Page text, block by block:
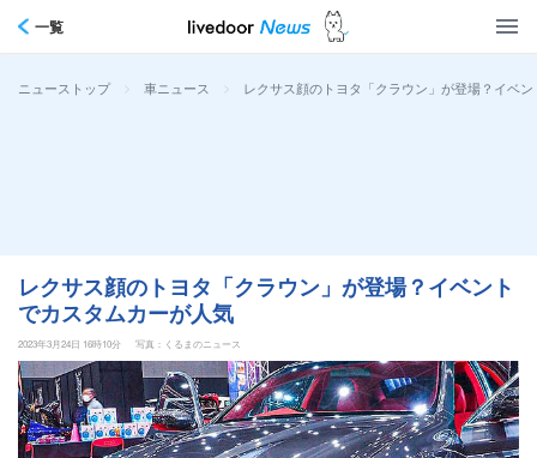
一覧
ニューストップ > 車ニュース > レクサス顔のトヨタ「クラウン」が登場？イベ
レクサス顔のトヨタ「クラウン」が登場？イベント
でカスタムカーが人気
2023年3月24日 16時10分 写真：くるまのニュース